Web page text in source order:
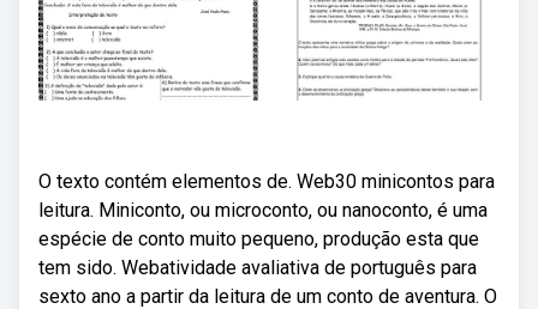
O texto contém elementos de. Web30 minicontos para
leitura. Miniconto, ou microconto, ou nanoconto, é uma
espécie de conto muito pequeno, produção esta que
tem sido. Webatividade avaliativa de português para
sexto ano a partir da leitura de um conto de aventura. O